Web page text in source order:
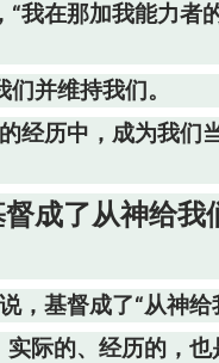
我在那加我能力者
并维持我们。
经历中，成为我们
成了从神给我
，基督成了“从神给
际的、经历的，也